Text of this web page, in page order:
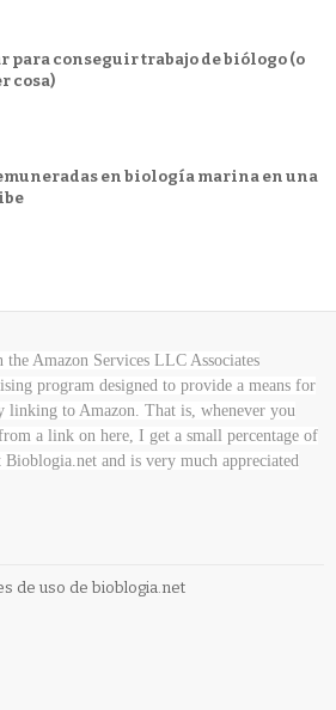
para conseguir trabajo de biólogo (o
cosa)
en biología marina en una
the Amazon Services LLC Associates
program designed to provide a means for
linking to Amazon. That is, whenever you
a link on here, I get a small percentage of
Bioblogia.net and is very much appreciated
de uso de bioblogia.net